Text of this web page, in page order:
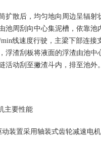
扩散后，均匀地向周边呈辐
池周刮向中心集泥槽，依靠
线速度行驶，主梁下部连
浮渣刮板将液面的浮渣由池
活动刮至撇渣斗内，排至池外。
主要性能
动装置采用轴装式齿轮减速电